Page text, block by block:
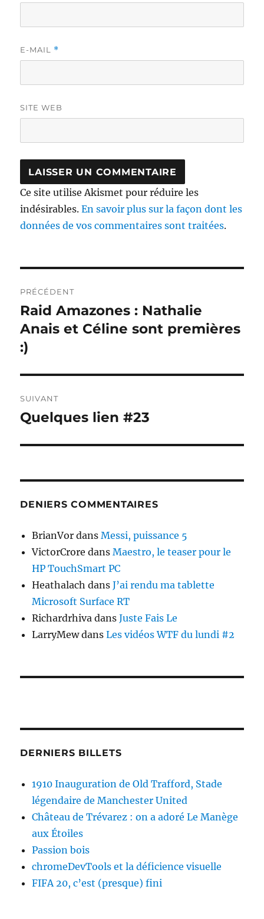
E-MAIL *
SITE WEB
Ce site utilise Akismet pour réduire les
indésirables.En savoir plus sur la façon dont les
données de vos commentaires sont traitées.
de
l’article
PRÉCÉDENT
Publication
précédente :
Raid Amazones : Nathalie
Anais et Céline sont premières
:)
SUIVANT
Publication
Quelques lien #23
DENIERS COMMENTAIRES
BrianVor dansMessi, puissance 5
VictorCrore dansMaestro, le teaser pour le
HP TouchSmart PC
Heathalach dansJ’ai rendu ma tablette
Microsoft Surface RT
Richardrhiva dansJuste Fais Le
LarryMewdansLes vidéos WTF du lundi #2
DERNIERS BILLETS
1910 Inauguration de Old Trafford, Stade
légendaire de Manchester United
Château de Trévarez : on a adoré Le Manège
aux Étoiles
Passion bois
chromeDevTools et la déficience visuelle
FIFA 20, c’est (presque) fini